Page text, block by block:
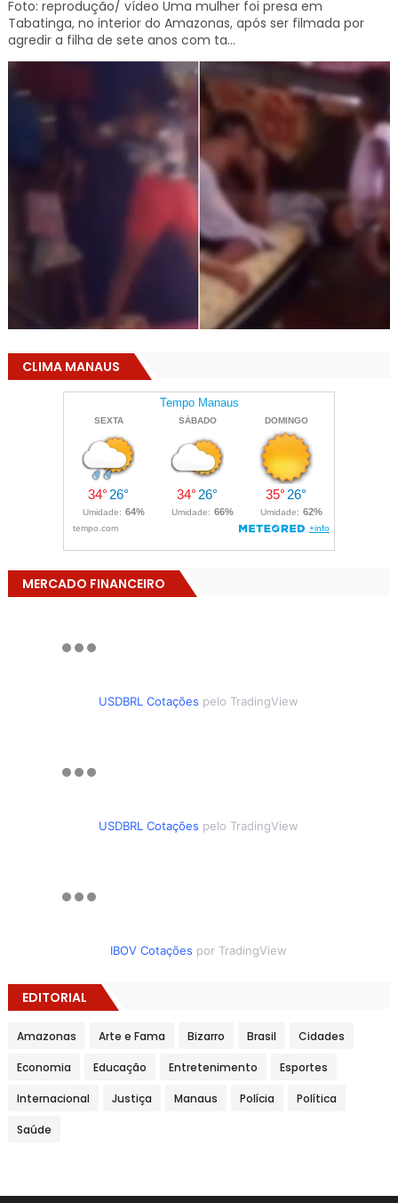
Foto: reprodução/ vídeo Uma mulher foi presa em
Tabatinga, no interior do Amazonas, após ser filmada por
agredir a filha de sete anos com ta...
CLIMA MANAUS
MERCADO FINANCEIRO
USDBRL Cotações pelo TradingView
USDBRL Cotações pelo TradingView
IBOV Cotações por TradingView
EDITORIAL
Amazonas Arte e Fama Bizarro Brasil Cidades
Economia Educação Entretenimento Esportes
Internacional Justiça Manaus Polícia Política
Saúde